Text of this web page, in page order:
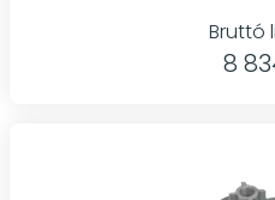
Bruttó
8